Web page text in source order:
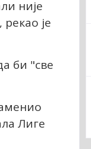
није
је
би "све
Лиге